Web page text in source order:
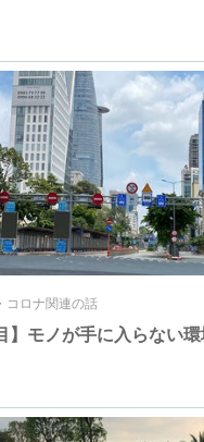
・ コロナ関連の話
】モノが手に入らない